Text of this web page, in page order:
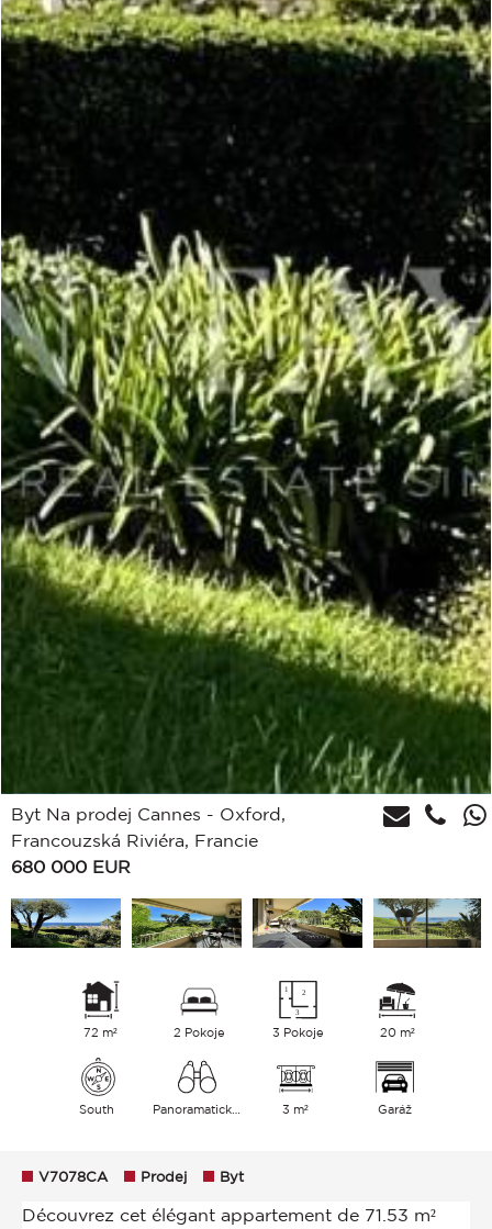
Byt Na prodej Cannes - Oxford,
Francouzská Riviéra, Francie
680 000 EUR
72 m² 2 Pokoje 3 Pokoje 20 m²
South 3 m² Garáž
V7078CA Prodej Byt